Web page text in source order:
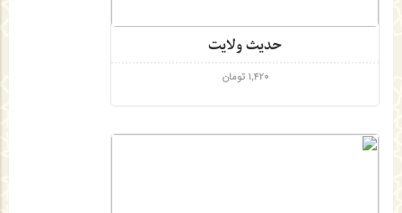
حدیث ولایت
1,420 تومان